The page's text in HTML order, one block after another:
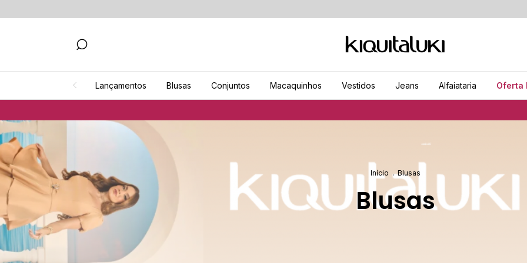
Lançamentos Blusas Conjuntos Macaquinhos Vestidos Jeans Alfaiataria Oferta
Frete
Início . Blusas
Blusas